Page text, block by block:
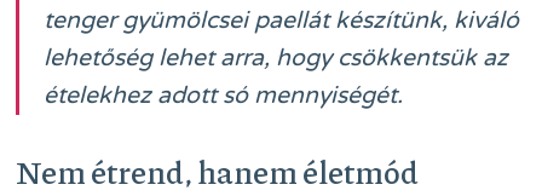
tenger gyümölcsei paellát készítünk, kiváló
lehetőség lehet arra, hogy csökkentsük az
ételekhez adott só mennyiségét.
Nem étrend, hanem életmód